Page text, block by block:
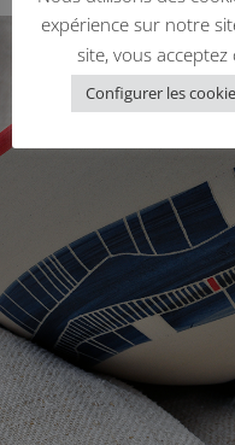
expérience sur notre
site, vous
Configurer les